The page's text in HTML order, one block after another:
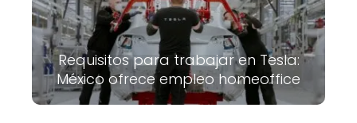
Requisitos para trabajar en Tesla:
México ofrece empleo homeoffice